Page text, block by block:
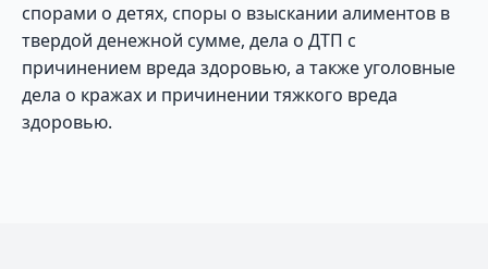
спорами о детях, споры о взыскании алиментов в
твердой денежной сумме, дела о ДТП с
причинением вреда здоровью, а также уголовные
дела о кражах и причинении тяжкого вреда
здоровью.